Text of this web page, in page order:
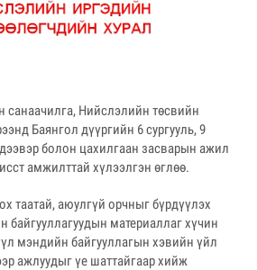
санаачилга, Нийслэлийн төсвийн
Баянгол дүүргийн 6 сургууль, 9
болон цахилгаан засварын ажил
амжилттай хүлээлгэн өглөө.
таатай, аюулгүй орчныг бүрдүүлэх
материаллаг хүчин
мэндийн байгууллагын хэвийн үйл
ажлуудыг үе шаттайгаар хийж